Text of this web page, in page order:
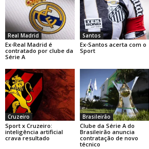
Real Madrid
Ex-Real Madrid é
contratado por clube da
Série A
Santos
Ex-Santos acerta com o
Sport
Cruzeiro
Sport x Cruzeiro:
inteligência artificial
crava resultado
Brasileirão
Clube da Série A do
Brasileirão anuncia
contratação de novo
técnico